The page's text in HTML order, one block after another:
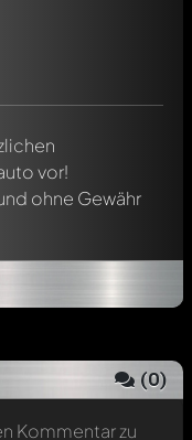
vor!
ohne Gewähr
(0)
Kommentar zu
diskutiert
die